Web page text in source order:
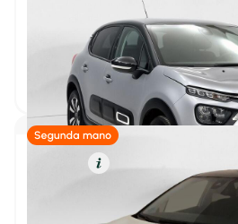
Monovolumen
Número de Puertas
2-3 Puertas
(16)
4-5 Puertas
Citroën C3
PureTech 60KW (83CV) Shine
62.265 km83cvManual
11.900€
P.V.P. contado
Resumen
PureTech 60KW (83CV) Feel Pack